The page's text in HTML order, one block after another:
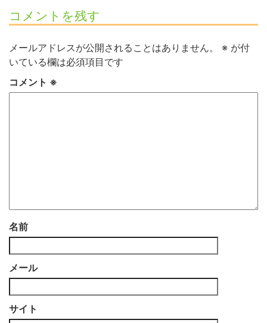
コメントを残す
メールアドレスが公開されることはありません。 ※ が付
いている欄は必須項目です
コメント ※
名前
メール
サイト